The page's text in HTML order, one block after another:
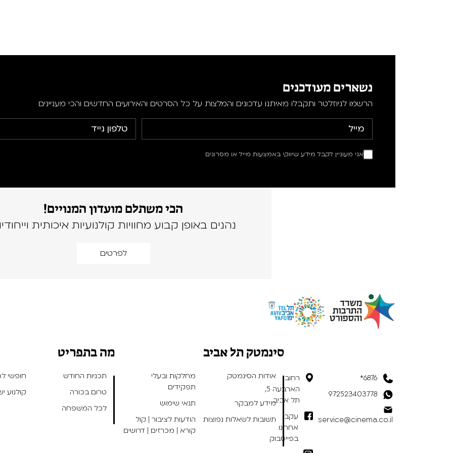
נשארים מעודכנים
הרשמו לניוזלטר ותקבלו מאיתנו עדכונים והמלצות על כל הסרטים והאירועים החדשים והכי מעניינים
אני מעוניין לקבל מידע שיווקי באמצעות מייל או מסרונים
הכי משתלם מועדון המנויים!
נהנים באופן קבוע מחוויות קולנועיות איכותית
לפרטים
6876*
972523403778
service@cinema.co.il
רחוב
הארבעה 5,
תל אביב
עקבו
אחרינו
בפייסבוק
סינמטק תל אביב
אודות הסינמטק
מחלקות ובעלי
תפקידים
מידע למבקר
תנאי שימוש
תשובות לשאלות נפוצות
הודעות לציבור | קול
קורא | מכרזים | דרושים
מה בתפריט
תכניות החודש
חופשי
טרום בכורה
קולנוע
לכל המשפחה